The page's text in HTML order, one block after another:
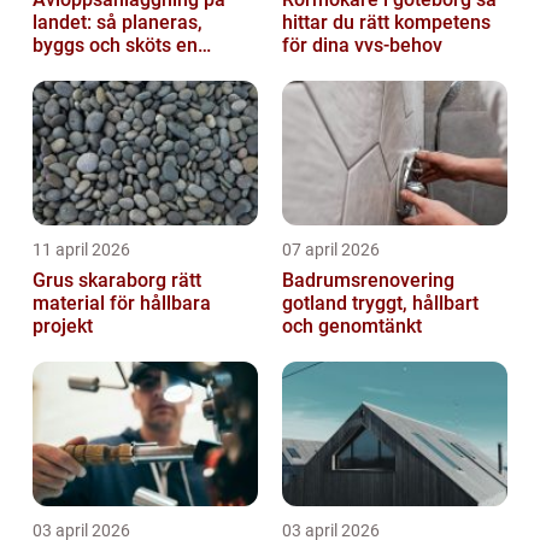
landet: så planeras,
byggs och sköts en
hittar du rätt kompetens
för dina vvs-behov
11 april 2026
Grus skaraborg rätt
material för hållbara
projekt
07 april 2026
Badrumsrenovering
gotland tryggt, hållbart
och genomtänkt
03 april 2026 03 april 2026